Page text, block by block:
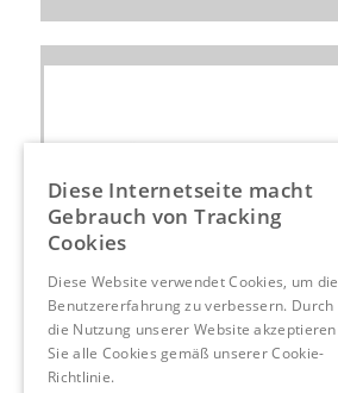
Hoflader
Radlader
Diese Internetseite macht
Gebrauch von Tracking
Cookies
Diese Website verwendet Cookies, um die
Benutzererfahrung zu verbessern. Durch
die Nutzung unserer Website akzeptieren
Sie alle Cookies gemäß unserer Cookie-
Richtlinie.